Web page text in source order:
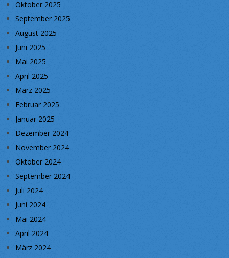
Oktober 2025
September 2025
August 2025
Juni 2025
Mai 2025
April 2025
März 2025
Februar 2025
Januar 2025
Dezember 2024
November 2024
Oktober 2024
September 2024
Juli 2024
Juni 2024
Mai 2024
April 2024
März 2024